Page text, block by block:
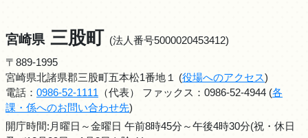
宮崎県 三股町 (法人番号5000020453412)
〒889-1995
宮崎県北諸県郡三股町五本松1番地１ (役場へのアクセス)
電話： 0986-52-1111 （代表） ファックス：0986-52-4944 (各
課・係へのお問い合わせ先)
開庁時間:月曜日～金曜日 午前8時45分～午後4時30分(祝・休日